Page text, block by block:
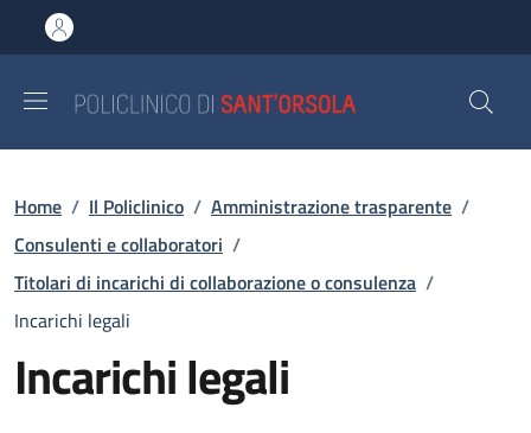
al contenuto principale
to footer content
Briciole di pane
Home / Il Policlinico / Amministrazione trasparente /
Consulenti e collaboratori /
Titolari di incarichi di collaborazione o consulenza /
Incarichi legali
Incarichi legali